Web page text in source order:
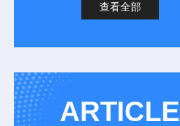
查看全部
ARTICLE